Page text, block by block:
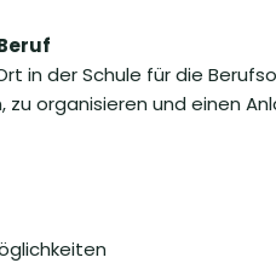
in der Schule für die
organisieren und einen